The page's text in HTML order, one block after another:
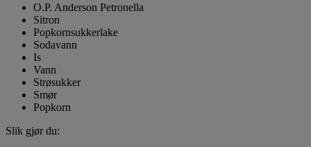
O.P. Anderson Petronella
Sitron
Popkornsukkerlake
Sodavann
Is
Vann
Strøsukker
Smør
Popkorn
Slik gjør du: